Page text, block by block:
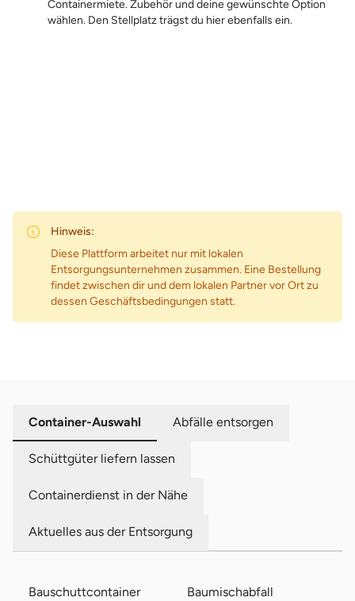
Containermiete. Zubehör und deine gewünschte Option
wählen. Den Stellplatz trägst du hier ebenfalls ein.
Hinweis:
Diese Plattform arbeitet nur mit lokalen
Entsorgungsunternehmen zusammen. Eine Bestellung
findet zwischen dir und dem lokalen Partner vor Ort zu
dessen Geschäftsbedingungen statt.
Container-Auswahl Abfälle entsorgen
Schüttgüter liefern lassen
Containerdienst in der Nähe
Aktuelles aus der Entsorgung
Bauschuttcontainer
Baumischabfall